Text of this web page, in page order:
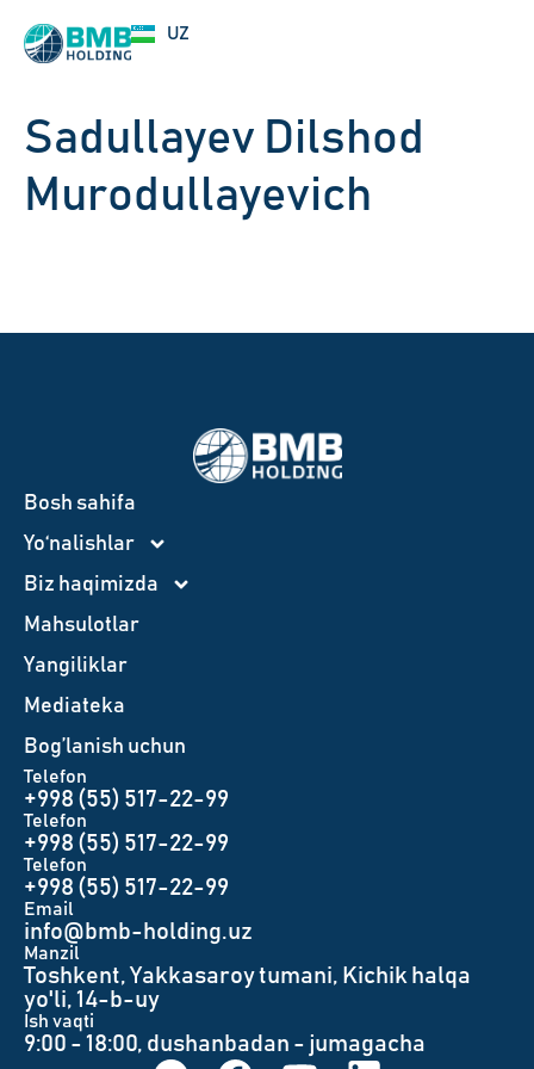
UZ
RU
Sadullayev Dilshod
Murodullayevich
Bosh sahifa
Yo‘nalishlar
Biz haqimizda
Mahsulotlar
Yangiliklar
Mediateka
Bog’lanish uchun
Telefon
+998 (55) 517-22-99
Telefon
+998 (55) 517-22-99
Telefon
+998 (55) 517-22-99
Email
info@bmb-holding.uz​
Manzil
Toshkent, Yakkasaroy tumani, Kichik halqa
yo'li, 14-b-uy
Ish vaqti
9:00 - 18:00, dushanbadan - jumagacha